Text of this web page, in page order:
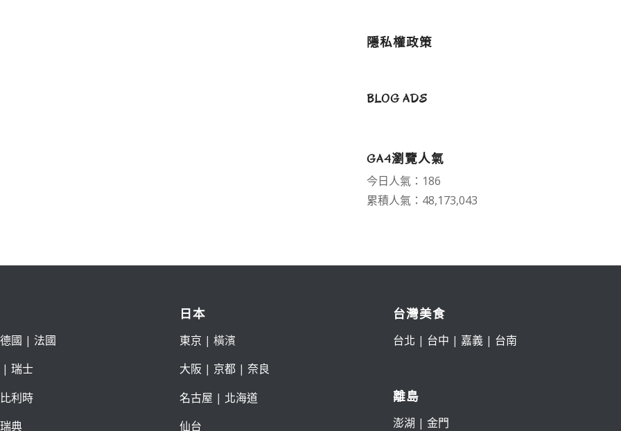
隱私權政策
BLOG ADS
GA4瀏覽人氣
今日人氣：186
累積人氣：48,173,043
德國 | 法國
| 瑞士
比利時
瑞典
日本
東京 | 橫濱
大阪 | 京都| 奈良
名古屋 | 北海道
仙台
台灣美食
台北 | 台中 | 嘉義 | 台南
離島
澎湖 |金門